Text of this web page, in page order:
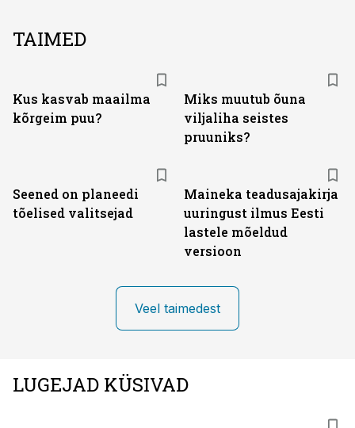
TAIMED
Kus kasvab maailma
kõrgeim puu?
Miks muutub õuna
viljaliha seistes
pruuniks?
Seened on planeedi
tõelised valitsejad
Maineka teadusajakirja
uuringust ilmus Eesti
lastele mõeldud
versioon
Veel taimedest
LUGEJAD KÜSIVAD